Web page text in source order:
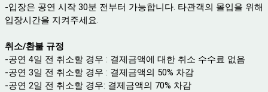
-입장은 공연 시작 30분 전부터 가능합니다. 타관객의 몰입을 위해
입장시간을 지켜주세요.
취소/환불 규정
-공연 4일 전 취소할 경우 : 결제금액에 대한 취소 수수료 없음
-공연 3일 전 취소할 경우 : 결제금액의 50% 차감
-공연 2일 전 취소할 경우: 결제금액의 70% 차감